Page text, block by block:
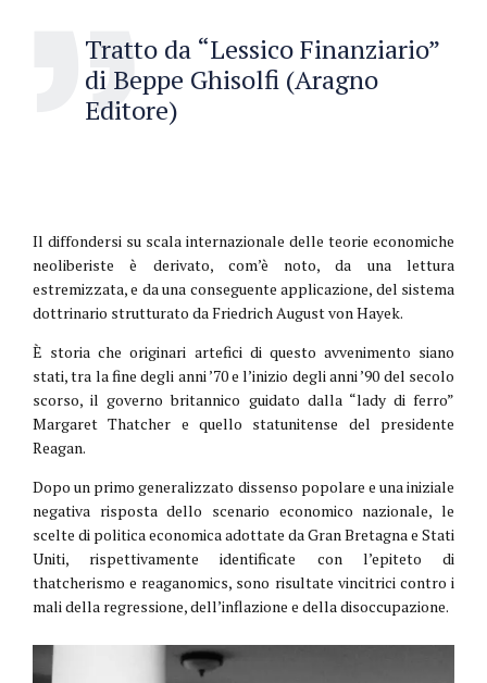
Tratto da “Lessico Finanziario”
di Beppe Ghisolfi (Aragno
Editore)
Il diffondersi su scala internazionale delle teorie economiche
neoliberiste è derivato, com’è noto, da una lettura
estremizzata, e da una conseguente applicazione, del sistema
dottrinario strutturato da Friedrich August von Hayek.
È storia che originari artefici di questo avvenimento siano
stati, tra la fine degli anni ’70 e l’inizio degli anni ’90 del secolo
scorso, il governo britannico guidato dalla “lady di ferro”
Margaret Thatcher e quello statunitense del presidente
Reagan.
Dopo un primo generalizzato dissenso popolare e una iniziale
negativa risposta dello scenario economico nazionale, le
scelte di politica economica adottate da Gran Bretagna e Stati
Uniti, rispettivamente identificate con l’epiteto di
thatcherismo e reaganomics, sono risultate vincitrici contro i
mali della regressione, dell’inflazione e della disoccupazione.